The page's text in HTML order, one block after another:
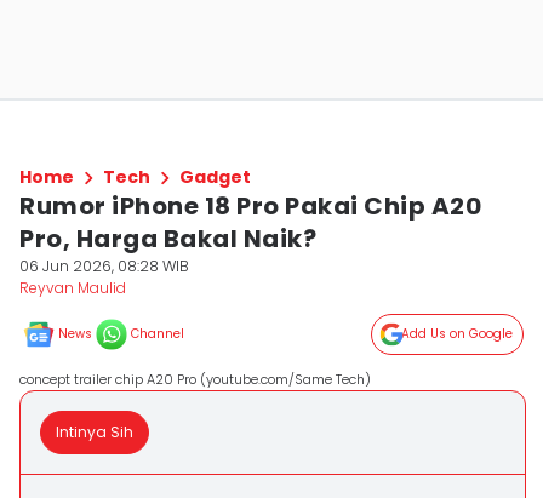
Home Tech Gadget
Rumor iPhone 18 Pro Pakai Chip A20
Pro, Harga Bakal Naik?
06 Jun 2026, 08:28 WIB
Reyvan Maulid
News Channel Add Us on Google
concept trailer chip A20 Pro (youtube.com/Same Tech)
Intinya Sih